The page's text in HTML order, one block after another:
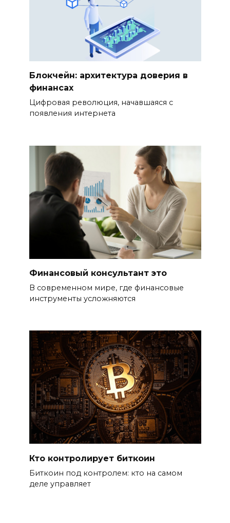
Блокчейн: архитектура доверия в
финансах
Цифровая революция, начавшаяся с
появления интернета
Финансовый консультант это
В современном мире, где финансовые
инструменты усложняются
Кто контролирует биткоин
Биткоин под контролем: кто на самом
деле управляет